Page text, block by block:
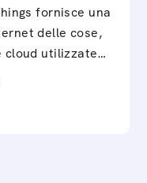
fornisce una
delle cose,
cloud utilizzate